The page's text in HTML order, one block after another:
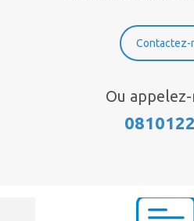
Contactez-
Ou appelez-